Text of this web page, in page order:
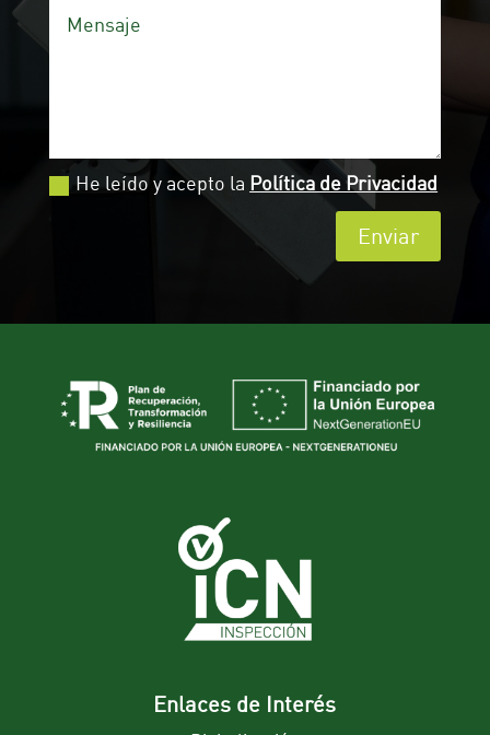
He leído y acepto la Política de Privacidad
Enviar
Enlaces de Interés